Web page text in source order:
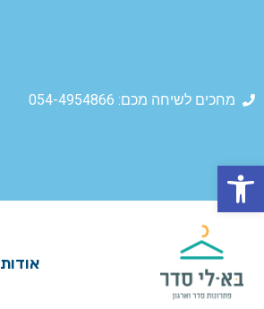
מחכים לשיחה מכם: 054-4954866
אודות
פתח סרגל נגישות